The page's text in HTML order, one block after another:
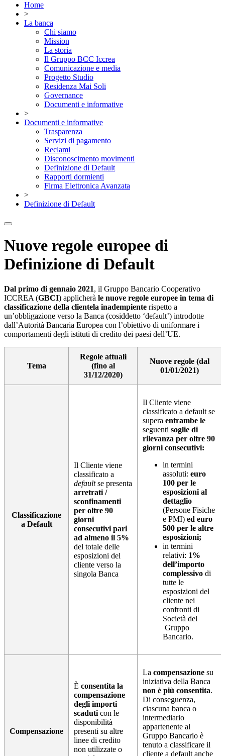
Home
>
La banca
Chi siamo
Mission
La storia
Il Gruppo BCC Iccrea
Comunicazione e media
Progetto Studio
Residenza Mai Soli
Governance
Documenti e informative
>
Documenti e informative
Trasparenza
Servizi di pagamento
Reclami
Disconoscimento movimenti
Definizione di Default
Rapporti dormienti
Firma Elettronica Avanzata
>
Definizione di Default
Nuove regole europee di
Definizione di Default
Dal primo di gennaio 2021, il Gruppo Bancario Cooperativo
ICCREA (GBCI) applicherà le nuove regole europee in tema di
classificazione della clientela inadempiente rispetto a
un’obbligazione verso la Banca (cosiddetto ‘default’) introdotte
dall’Autorità Bancaria Europea con l’obiettivo di uniformare i
comportamenti degli istituti di credito dei paesi dell’UE.
Tema
Regole attuali
(fino al
31/12/2020)
Nuove regole (dal
01/01/2021)
Classificazione
a Default
Il Cliente viene
classificato a
defaultse presenta
arretrati /
sconfinamenti
per oltre 90
giorni
consecutivi pari
ad almeno il 5%
del totale delle
esposizioni del
cliente verso la
singola Banca
Il Cliente viene
classificato a default se
supera entrambe le
seguenti soglie di
rilevanza per oltre 90
giorni consecutivi:
in termini
assoluti: euro
100 per le
esposizioni al
dettaglio
(Persone Fisiche
e PMI) ed euro
500 per le altre
esposizioni;
in termini
relativi: 1%
dell’importo
complessivo di
tutte le
esposizioni del
cliente nei
confronti di
Società del
Gruppo
Bancario.
Compensazione
È consentita la
compensazione
degli importi
scaduti con le
disponibilità
presenti su altre
linee di credito
non utilizzate o
La compensazione su
iniziativa della Banca
non è più consentita.
Di conseguenza,
ciascuna banca o
intermediario
appartenente al
Gruppo Bancario è
tenuto a classificare il
cliente a default anche